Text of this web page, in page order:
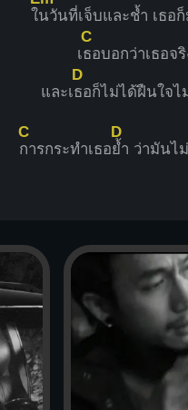
ในวันที่เจ็บและช้ำ เธอ
เ
C
ธอบอกว่าเธอจริ
และเ
D
ธอก็ไม่ได้ฝืนใจไ
C
การกระทำเธอ
D
ย้ำ ว่ามันไ